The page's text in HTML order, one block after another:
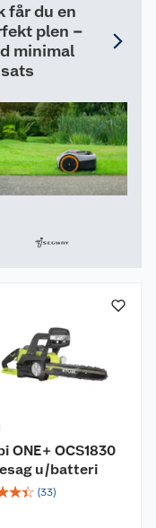
får du en
plen –
minimal
ONE+ OCS1830
u/batteri
☆☆ (33)